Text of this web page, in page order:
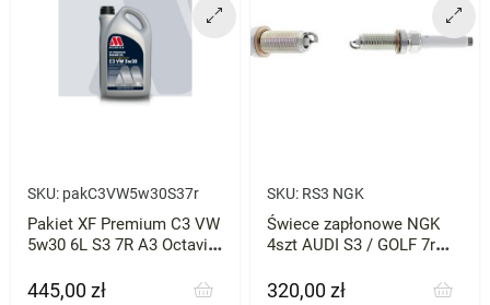
SKU: pakC3VW5w30S37r
Pakiet XF Premium C3 VW
5w30 6L S3 7R A3 Octavia
Cena
445,00 zł
SKU: RS3 NGK
Świece zapłonowe NGK
4szt AUDI S3 / GOLF 7r
Cena
320,00 zł